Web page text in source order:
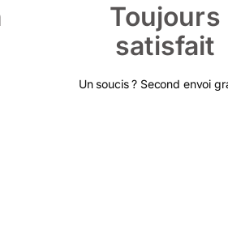
Toujours
satisfait
Un soucis ? Second envoi